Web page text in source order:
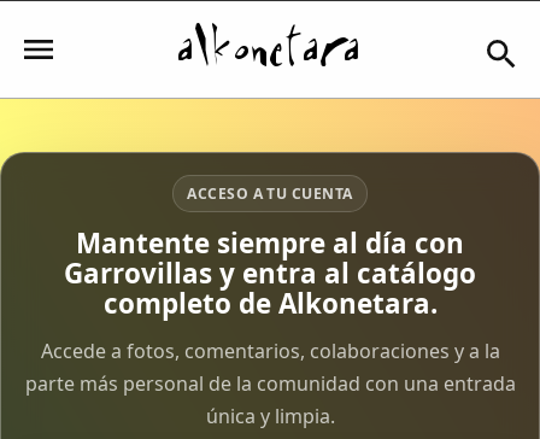
Iniciar sesión
Mi Cuenta
El Tiempo
ACCESO A TU CUENTA
Mantente siempre al día con
Garrovillas y entra al catálogo
completo de Alkonetara.
Accede a fotos, comentarios, colaboraciones y a la
parte más personal de la comunidad con una entrada
única y limpia.